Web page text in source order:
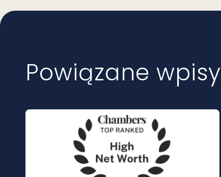
Powiązane wpisy